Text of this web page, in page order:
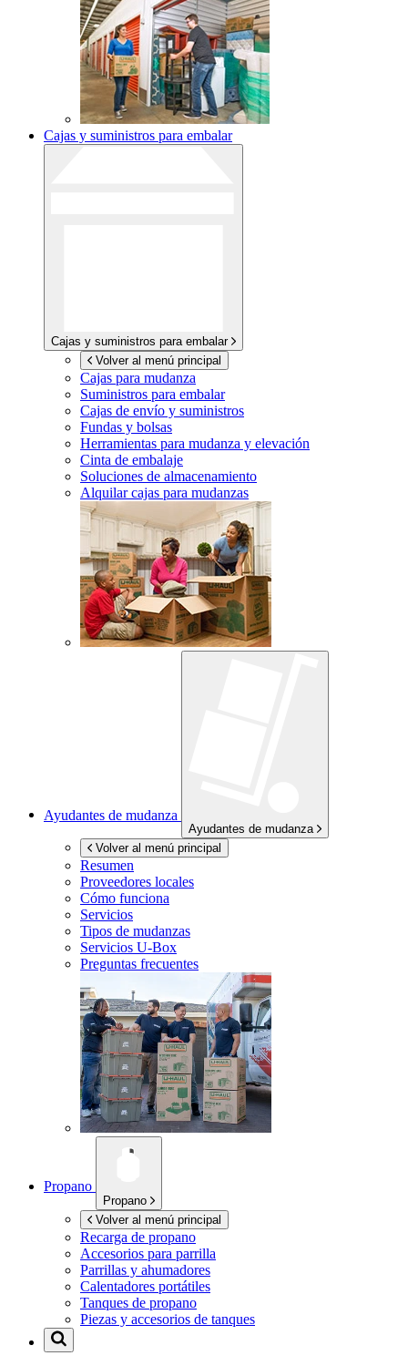
Cajas y suministros para embalar
Cajas y suministros para embalar
Volver al menú principal
Cajas para mudanza
Suministros para embalar
Cajas de envío y suministros
Fundas y bolsas
Herramientas para mudanza y elevación
Cinta de embalaje
Soluciones de almacenamiento
Alquilar cajas para mudanzas
Ayudantes de mudanza
Ayudantes de mudanza
Volver al menú principal
Resumen
Proveedores locales
Cómo funciona
Servicios
Tipos de mudanzas
Servicios U-Box
Preguntas frecuentes
Propano
Propano
Volver al menú principal
Recarga de propano
Accesorios para parrilla
Parrillas y ahumadores
Calentadores portátiles
Tanques de propano
Piezas y accesorios de tanques